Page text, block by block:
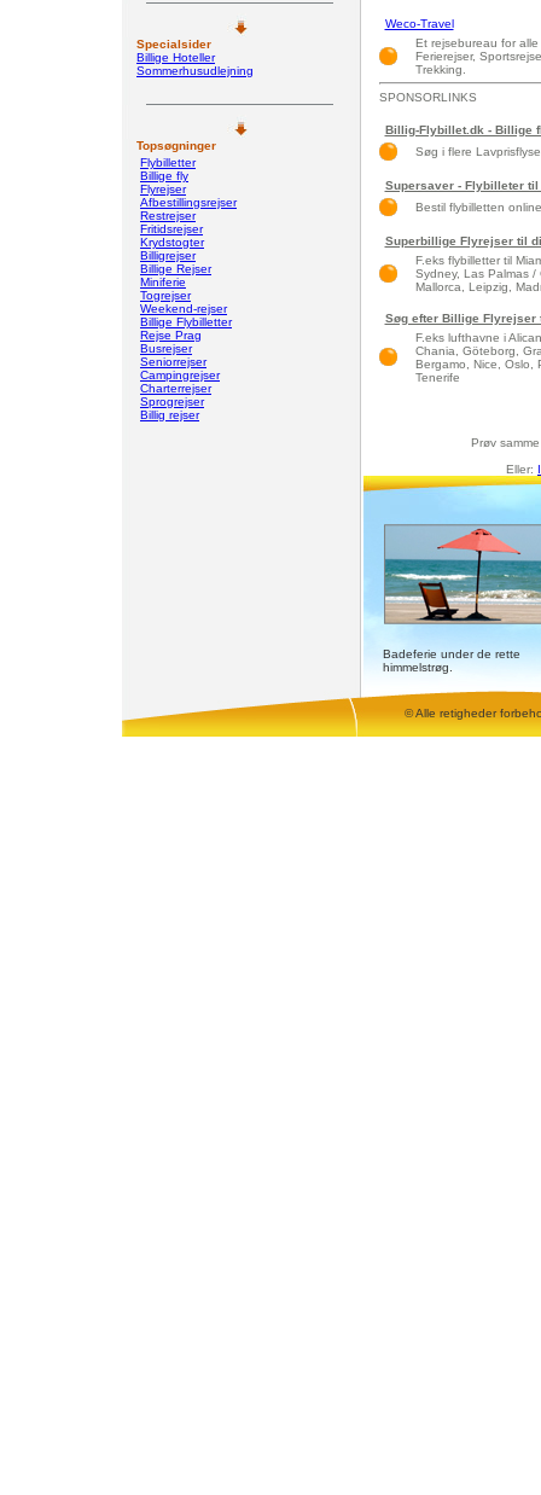
Specialsider
Billige Hoteller
Sommerhusudlejning
Topsøgninger
Flybilletter
Billige fly
Flyrejser
Afbestillingsrejser
Restrejser
Fritidsrejser
Krydstogter
Billigrejser
Billige Rejser
Miniferie
Togrejser
Weekend-rejser
Billige Flybilletter
Rejse Prag
Busrejser
Seniorrejser
Campingrejser
Charterrejser
Sprogrejser
Billig rejser
Weco-Travel
Et rejsebureau for
Ferierejser,
Trekking.
SPONSORLINKS
Billig-Flybillet.dk - Billige
Søg i flere
Supersaver - Flybilleter
Bestil flybilletten
Superbillige Flyrejser til
F.eks flybilletter til
Sydney, Las Palmas /
Mallorca, Leipzig,
Søg efter Billige Flyrejser
F.eks lufthavne i
Chania, Göteborg,
Bergamo, Nice, Oslo,
Tenerife
Prøv
Eller:
Badeferie under de rette
himmelstrøg.
© Alle retigheder